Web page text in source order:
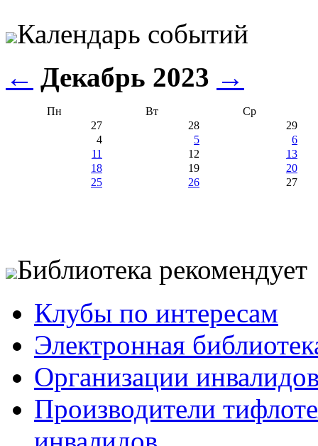
Календарь событий
← Декабрь 2023 →
Пн Вт
Ср
27
28
29
4
5
6
11
12
13
18
19
20
25
26 27
Библиотека рекомендует
Клубы по интересам
Электронная
Организации
Производители